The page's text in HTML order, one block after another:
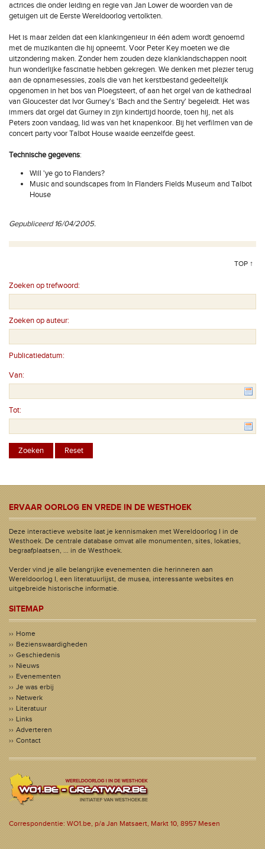
actrices die onder leiding en regie van Jan Lower de woorden van de
getuigen uit de Eerste Wereldoorlog vertolkten.
Het is maar zelden dat een klankingenieur in één adem wordt genoemd
met de muzikanten die hij opneemt. Voor Peter Key moeten we die
uitzondering maken. Zonder hem zouden deze klanklandschappen nooit
hun wonderlijke fascinatie hebben gekregen. We denken met plezier terug
aan de opnamesessies, zoals die van het kerstbestand gedeeltelijk
opgenomen in het bos van Ploegsteert, of aan het orgel van de kathedraal
van Gloucester dat Ivor Gurney's 'Bach and the Sentry' begeleidt. Het was
immers dat orgel dat Gurney in zijn kindertijd hoorde, toen hij, net als
Peters zoon vandaag, lid was van het knapenkoor. Bij het verfilmen van de
concert party voor Talbot House waaide eenzelfde geest.
Technische gegevens:
Will 'ye go to Flanders?
Music and soundscapes from In Flanders Fields Museum and Talbot
House
Gepubliceerd 16/04/2005.
TOP ↑
Zoeken op trefwoord:
Zoeken op auteur:
Publicatiedatum:
Van:
Tot:
ERVAAR OORLOG EN VREDE IN DE WESTHOEK
Deze interactieve website laat je kennismaken met Wereldoorlog I in de
Westhoek. De centrale database omvat alle monumenten, sites, lokaties,
begraafplaatsen, ... in de Westhoek.
Verder vind je alle belangrijke evenementen die herinneren aan
Wereldoorlog I, een literatuurlijst, de musea, interessante websites en
uitgebreide historische informatie.
SITEMAP
Home
Bezienswaardigheden
Geschiedenis
Nieuws
Evenementen
Je was erbij
Netwerk
Literatuur
Links
Adverteren
Contact
Correspondentie: WO1.be, p/a Jan Matsaert, Markt 10, 8957 Mesen